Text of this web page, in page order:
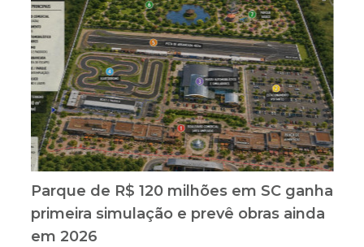
Parque de R$ 120 milhões em SC ganha
primeira simulação e prevê obras ainda
em 2026